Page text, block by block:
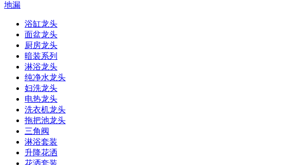
地漏
浴缸龙头
面盆龙头
厨房龙头
暗装系列
淋浴龙头
纯净水龙头
妇洗龙头
电热龙头
洗衣机龙头
拖把池龙头
三角阀
淋浴套装
升降花洒
花洒套装